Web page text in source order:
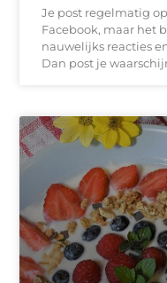
Je post regelmatig
Facebook, maar het
nauwelijks reacties
Dan post je